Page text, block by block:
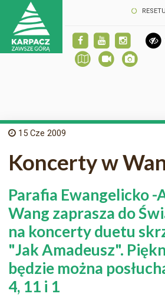
15 Cze 2009
Koncerty w
Parafia Ewangelicko -
Wang zaprasza do
na koncerty duetu
"Jak Amadeusz".
będzie można
4, 11 i 1